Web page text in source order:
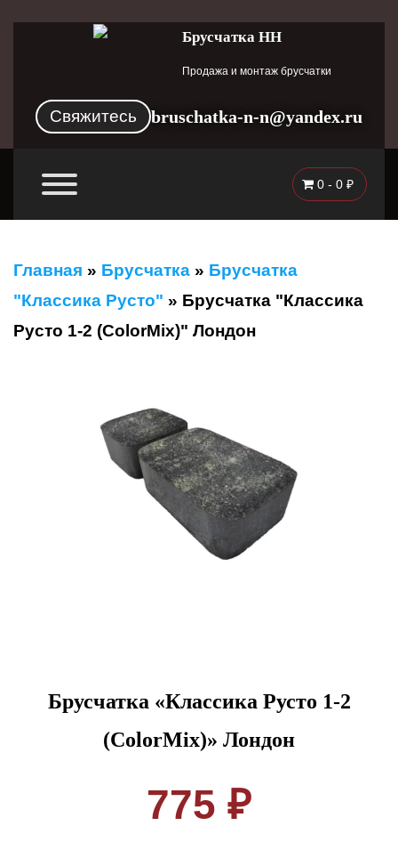
Брусчатка НН
Продажа и монтаж брусчатки
Свяжитесь bruschatka-n-n@yandex.ru
0 - 0 ₽
Главная » Брусчатка » Брусчатка
"Классика Русто" » Брусчатка "Классика
Русто 1-2 (ColorMix)" Лондон
Брусчатка «Классика Русто 1-2
(ColorMix)» Лондон
775 ₽